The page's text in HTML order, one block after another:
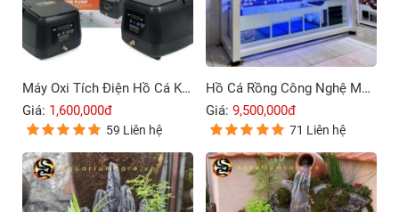
Máy Oxi Tích Điện Hồ Cá Koi Rissee ACD-30B – 80B
Giá: 1,600,000đ
59 Liên hệ
Hồ Cá Rồng Công Nghệ Mới 4 Lớp Đáy
Giá: 9,500,000đ
71 Liên hệ